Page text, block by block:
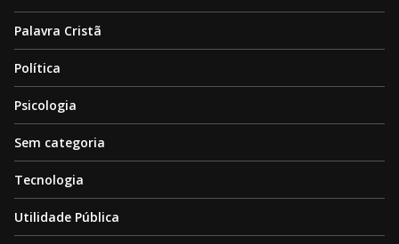
Palavra Cristã
Política
Psicologia
Sem categoria
Tecnologia
Utilidade Pública